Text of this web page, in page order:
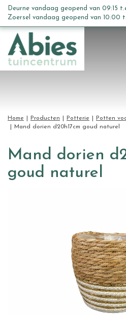
n
Home Producten Potterie
Potten
Mand dorien d20h17cm goud naturel
Deurne vandaag geopend van 09:15
Zoersel vandaag geopend van 10:00
Mand dorien
goud naturel